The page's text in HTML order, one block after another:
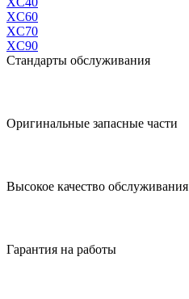
XC60
XC70
XC90
Стандарты обслуживания
Оригинальные запасные части
Высокое качество обслуживания
Гарантия на работы